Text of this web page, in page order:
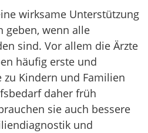
wirksame Unterstützung
geben, wenn alle
sind. Vor allem die Ärzte
häufig erste und
zu Kindern und Familien
daher früh
sie auch bessere
und